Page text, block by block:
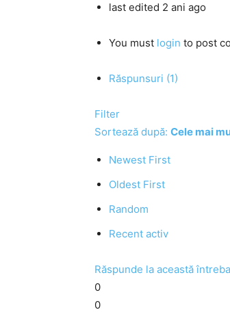
last edited 2 ani ago
You must login to post
Răspunsuri (1)
Filter
Sortează după: Cele mai
Newest First
Oldest First
Random
Recent activ
Răspunde la această
0
0